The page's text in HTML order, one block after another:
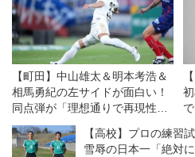
【町田】中山雄太＆明本考浩＆
相馬勇紀の左サイドが面白い！
同点弾が「理想通りで再現性も
ある」と自画自賛！
【高校】プロの練習
雪辱の日本一「絶対に